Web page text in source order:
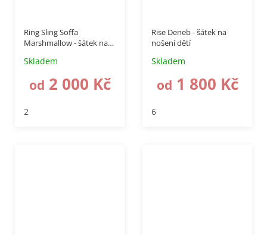
Ring Sling Soffa
Marshmallow - šátek na
Skladem
od 2 000 Kč
2
Rise Deneb - šátek na
nošení dětí
Skladem
od 1 800 Kč
6